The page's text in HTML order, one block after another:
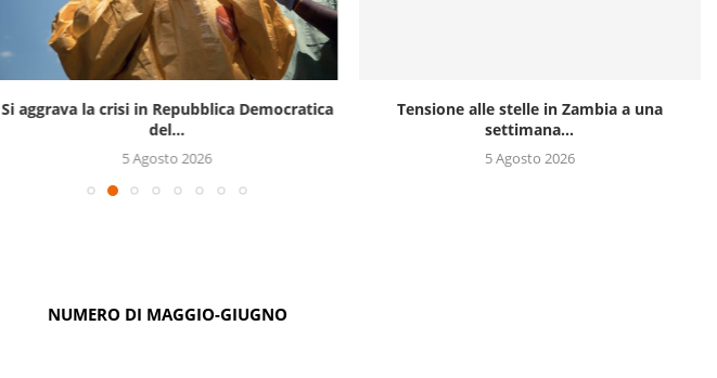
Si aggrava la crisi in Repubblica Democratica
del...
5 Agosto 2026
Tensione alle stelle in Zambia a una
settimana...
5 Agosto 2026
NUMERO DI MAGGIO-GIUGNO